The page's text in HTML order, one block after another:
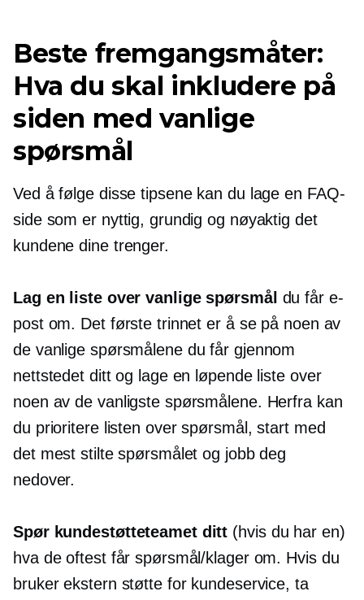
Beste fremgangsmåter:
Hva du skal inkludere på
siden med vanlige
spørsmål
Ved å følge disse tipsene kan du lage en FAQ-
side som er nyttig, grundig og nøyaktig det
kundene dine trenger.
Lag en liste over vanlige spørsmål du får e-
post om. Det første trinnet er å se på noen av
de vanlige spørsmålene du får gjennom
nettstedet ditt og lage en løpende liste over
noen av de vanligste spørsmålene. Herfra kan
du prioritere listen over spørsmål, start med
det mest stilte spørsmålet og jobb deg
nedover.
Spør kundestøtteteamet ditt (hvis du har en)
hva de oftest får spørsmål/klager om. Hvis du
bruker ekstern støtte for kundeservice, ta